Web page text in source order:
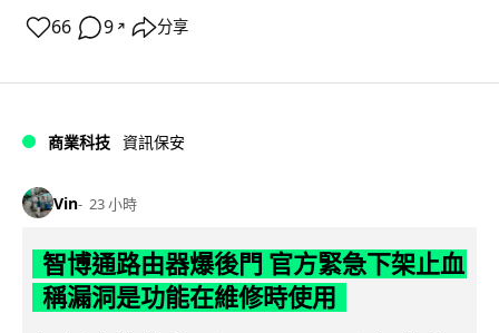
66 9 ↗ 分享
商業科技 資訊保安
Vin 23 小時
智博通路由器爆後門 官方緊急下架止血
稱漏洞是功能在維修時使用